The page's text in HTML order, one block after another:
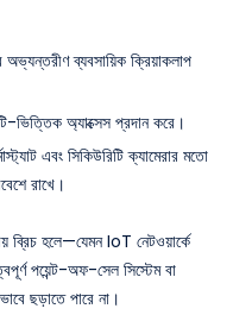
অভ্যন্তরীণ ব্যবসায়িক ক্রিয়াকলাপ
ভিত্তিক অ্যাক্সেস প্রদান করে।
এবং সিকিউরিটি ক্যামেরার মতো
রাখে।
ব্রিচ হলে—যেমন IoT নেটওয়ার্কে
পয়েন্ট-অফ-সেল সিস্টেম বা
ছড়াতে পারে না।